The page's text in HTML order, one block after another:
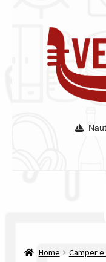
alla
navigazione
contenuto
Acquisto
Spedizioni in
Home Camper